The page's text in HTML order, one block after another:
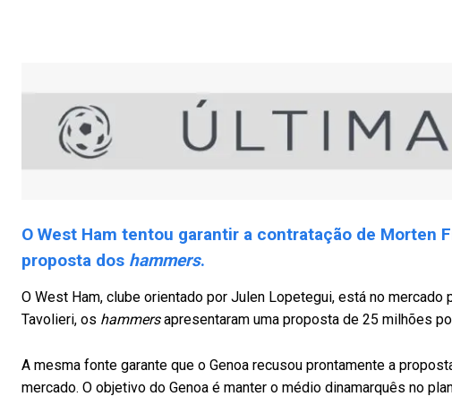
O West Ham tentou garantir a contratação de Morten
proposta dos hammers.
O West Ham, clube orientado por Julen Lopetegui, está no
Tavolieri, os hammersapresentaram uma proposta de 25 milhões
A mesma fonte garante que o Genoa recusou prontamente a
mercado. O objetivo do Genoa é manter o médio dinamarquês no